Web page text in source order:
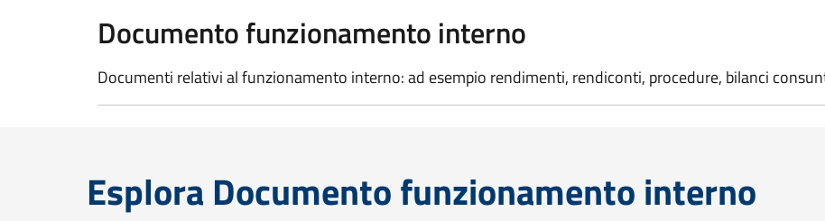
Documento funzionamento interno
Documenti relativi al funzionamento interno: ad esempio rendimenti, rendiconti, procedure, bilanci
Esplora Documento funzionamento interno